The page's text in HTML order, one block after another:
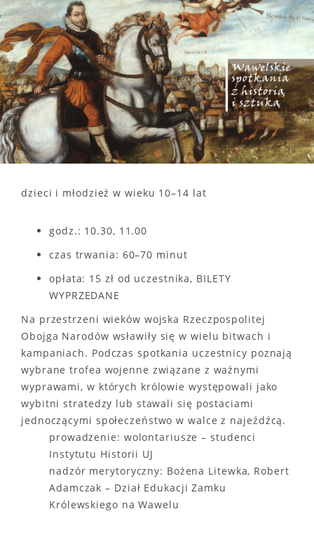
dzieci i młodzież w wieku 10–14 lat
godz.: 10.30, 11.00
czas trwania: 60–70 minut
opłata: 15 zł od uczestnika, BILETY
WYPRZEDANE
Na przestrzeni wieków wojska Rzeczpospolitej
Obojga Narodów wsławiły się w wielu bitwach i
kampaniach. Podczas spotkania uczestnicy poznają
wybrane trofea wojenne związane z ważnymi
wyprawami, w których królowie występowali jako
wybitni stratedzy lub stawali się postaciami
jednoczącymi społeczeństwo w walce z najeźdźcą.
prowadzenie: wolontariusze – studenci
Instytutu Historii UJ
nadzór merytoryczny: Bożena Litewka, Robert
Adamczak – Dział Edukacji Zamku
Królewskiego na Wawelu